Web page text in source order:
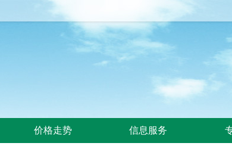
价格走势 信息服务